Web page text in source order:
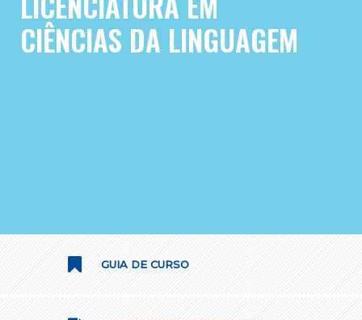
CIÊNCIAS DA LINGUAGEM
GUIA DE CURSO